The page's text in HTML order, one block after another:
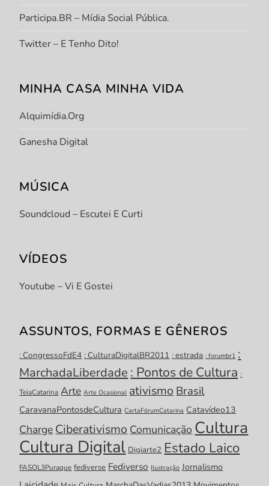
Participa.BR – Mídia Social Pública.
Twitter – E Tenho Dito!
MINHA CASA MINHA VIDA
Alquimídia.org
Ganesha Digital
MÚSICA
Soundcloud – Escutei E Curti
VÍDEOS
Youtube – Vi E Gostei
ASSUNTOS, FORMAS E GÊNEROS
: CongressoFdE4 : CulturaDigitalBR2011 : estrada : forumbr1 :
MarchadaLiberdade : Pontos de Cultura :
TeiaCatarina Arte Arte Ocasional ativismo Brasil
CaravanaPontosdeCultura CartaFórumCatarina Catavídeo13
Charge Ciberativismo Comunicação Cultura
Cultura Digital Digiarte2 Estado Laico
FASOL3Puraque fediverse Fediverso Ilustração Jornalismo